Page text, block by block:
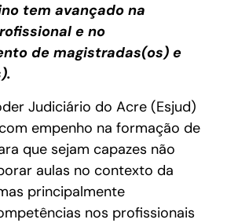
tem avançado na
e no
de magistradas(os) e
Judiciário do Acre (Esjud)
empenho na formação de
que sejam capazes não
aulas no contexto da
principalmente
nos profissionais